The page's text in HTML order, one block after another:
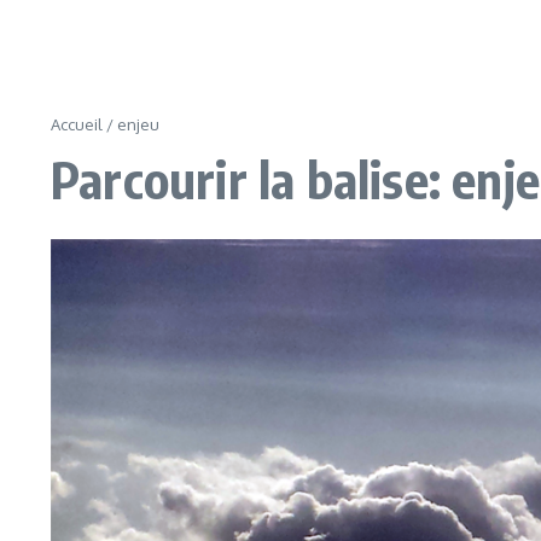
Accueil / enjeu
Parcourir la balise: